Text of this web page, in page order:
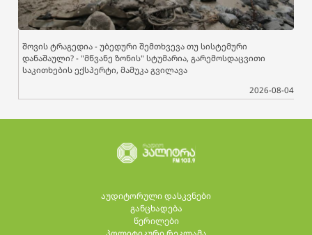
შოვის ტრაგედია - უბედური შემთხვევა თუ სისტემური
დანაშაული? - "მწვანე ზონის" სტუმარია, გარემოსდაცვითი
საკითხების ექსპერტი, მამუკა გვილავა
2026-08-04
აუდიტორული დასკვნები
განცხადება
წერილები